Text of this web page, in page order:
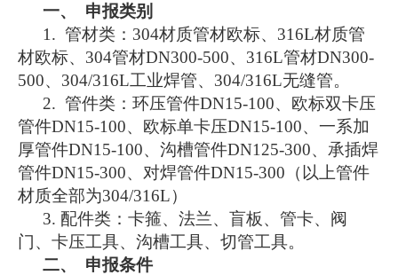
一、
申报类别
1. 管材类：304材质管材欧标、316L材质管
材欧标、304管材DN300-500、316L管材DN300-
500、304/316L工业焊管、304/316L无缝管。
2. 管件类：环压管件DN15-100、欧标双卡压
管件DN15-100、欧标单卡压DN15-100、一系加
厚管件DN15-100、沟槽管件DN125-300、承插焊
管件DN15-300、对焊管件DN15-300（以上管件
材质全部为304/316L）
3. 配件类：卡箍、法兰、盲板、管卡、阀
门、卡压工具、沟槽工具、切管工具。
二、
申报条件